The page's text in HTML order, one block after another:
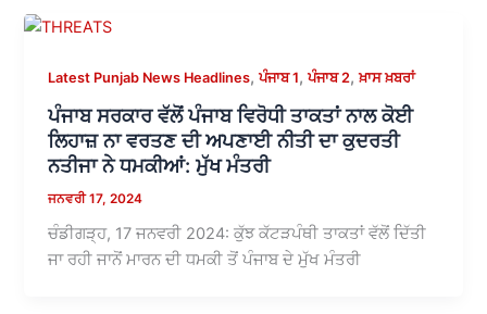
Latest Punjab News Headlines,ਪੰਜਾਬ 1,ਪੰਜਾਬ 2,ਖ਼ਾਸ ਖ਼ਬਰਾਂ
ਪੰਜਾਬ ਸਰਕਾਰ ਵੱਲੋਂ ਪੰਜਾਬ ਵਿਰੋਧੀ ਤਾਕਤਾਂ ਨਾਲ ਕੋਈ
ਲਿਹਾਜ਼ ਨਾ ਵਰਤਣ ਦੀ ਅਪਣਾਈ ਨੀਤੀ ਦਾ ਕੁਦਰਤੀ
ਨਤੀਜਾ ਨੇ ਧਮਕੀਆਂ: ਮੁੱਖ ਮੰਤਰੀ
ਜਨਵਰੀ 17, 2024
ਚੰਡੀਗੜ੍ਹ, 17 ਜਨਵਰੀ 2024: ਕੁੱਝ ਕੱਟੜਪੰਥੀ ਤਾਕਤਾਂ ਵੱਲੋਂ ਦਿੱਤੀ
ਜਾ ਰਹੀ ਜਾਨੋਂ ਮਾਰਨ ਦੀ ਧਮਕੀ ਤੋਂ ਪੰਜਾਬ ਦੇ ਮੁੱਖ ਮੰਤਰੀ